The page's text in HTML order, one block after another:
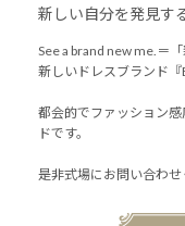
新しい自分を発見す
See a brand new me.＝
新しいドレスブランド『
都会的でファッション
ドです。
是非式場にお問い合わせ